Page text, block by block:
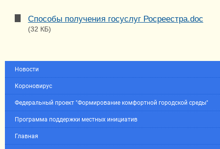
Способы получения госуслуг Росреестра.doc
(32 КБ)
Новости
Короновирус
Федеральный проект "Формирование комфортной городской среды"
Программа поддержки местных инициатив
Главная